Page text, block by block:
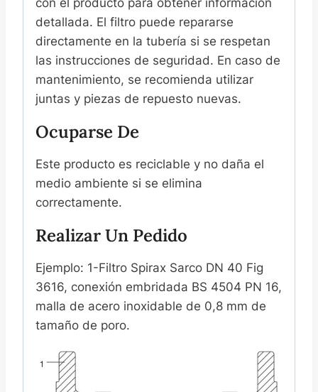
detallada. El filtro puede repararse
directamente en la tubería si se respetan
las instrucciones de seguridad. En caso de
mantenimiento, se recomienda utilizar
juntas y piezas de repuesto nuevas.
Ocuparse De
Este producto es reciclable y no daña el
medio ambiente si se elimina
correctamente.
Realizar Un Pedido
Ejemplo: 1-Filtro Spirax Sarco DN 40 Fig
3616, conexión embridada BS 4504 PN 16,
malla de acero inoxidable de 0,8 mm de
tamaño de poro.